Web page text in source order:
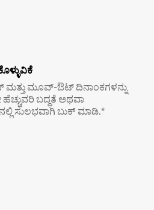
ಮೂವ್-ಔಟ್ ದಿನಾಂಕಗಳನ್ನು
ಬದ್ಧತೆ ಅಥವಾ
ಸುಲಭವಾಗಿ ಬುಕ್ ಮಾಡಿ.*